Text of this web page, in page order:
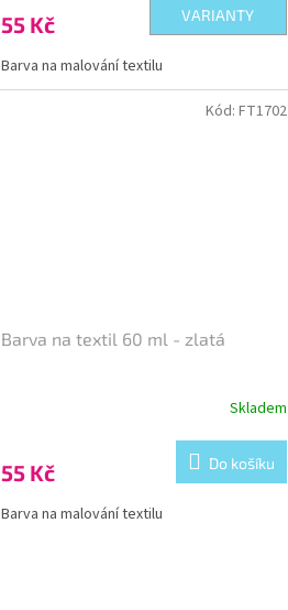
55 Kč
VARIANTY
Barva na malování textilu
Barva na textil 60 ml - zlatá
Skladem
55 Kč Do košíku
Barva na malování textilu
Kód: FT1702